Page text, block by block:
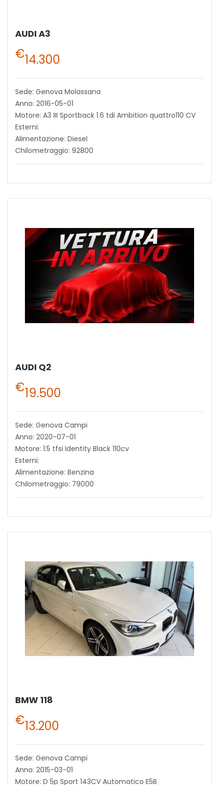
AUDI A3
€14.300
Sede: Genova Molassana
Anno: 2016-05-01
Motore: A3 III Sportback 1.6 tdi Ambition quattro110 CV
Esterni:
Alimentazione: Diesel
Chilometraggio: 92800
AUDI Q2
€19.500
Sede: Genova Campi
Anno: 2020-07-01
Motore: 1.5 tfsi Identity Black 110cv
Esterni:
Alimentazione: Benzina
Chilometraggio: 79000
BMW 118
€13.200
Sede: Genova Campi
Anno: 2015-03-01
Motore: D 5p Sport 143CV Automatico E5B